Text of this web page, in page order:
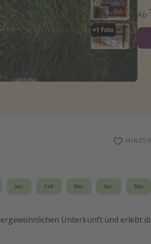
+1 Foto
Ab
Jan Feb Mär Apr Mai
Unterkunft und erlebt